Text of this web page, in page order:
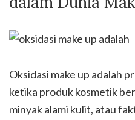
Oksidasi make up adalah
ketika produk kosmetik
minyak alami kulit, atau